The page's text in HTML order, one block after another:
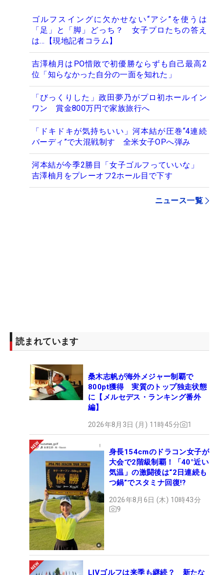
ゴルフスイングに欠かせない“アシ”を使うは
「足」と「脚」どっち？ 女子プロたちの答え
は…【現地記者コラム】
吉澤柚月はPO惜敗で初優勝ならずも自己最高2
位「知らなかった自分の一面を知れた」
「びっくりした」政田夢乃がプロ初ホールイン
ワン 賞金800万円で家族旅行へ
「ドキドキが気持ちいい」河本結が圧巻“4連続
バーディ”で大混戦制す 全米女子OPへ弾み
河本結が今季2勝目「女子ゴルフっていいな」
吉澤柚月をプレーオフ2ホール目で下す
ニュース一覧
読まれています
桑木志帆が海外メジャー制覇で
800pt獲得 実質のトップ独走状態
に【メルセデス・ランキング番外
編】
2026年8月3日 (月) 11時45分 1
身長154cmのドラコン女子が
大会で2階級制覇！「40°近い
気温」の激闘後は“2日連続も
つ鍋”でスタミナ回復!?
2026年8月6日 (木) 10時43分
9
LIVゴルフは来季も継続？ 新たな